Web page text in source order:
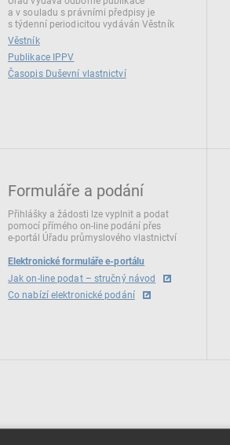
a v souladu s právními předpisy je
s týdenní periodicitou vydáván Věstník
Věstník
Publikace IPPV
Časopis Duševní vlastnictví
Formuláře a podání
Přihlášky a žádosti lze vyplnit a podat
pomocí přímého on‑line podání přes
e‑portál Úřadu průmyslového vlastnictví
Elektronické formuláře e-portálu
Jak on-line podat – stručný návod
Co nabízí elektronické podání